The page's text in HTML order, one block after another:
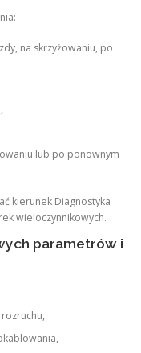
na skrzyżowaniu, po
lub po ponownym
kierunek Diagnostyka
wieloczynnikowych.
parametrów i